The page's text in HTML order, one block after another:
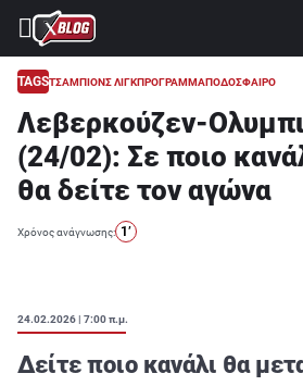
⚽ ΜΟΥΝΤΙΑΛ 2026
ΣΤΟΙΧΗΜΑ
CASINO
ΠΡΟΓΝΩΣΤΙΚΑ ΤIPSTERS
ΠΡΟΓΝΩΣΤΙΚΑ ΚΑΤΗΓΟΡΙΕΣ
TSILI LEAGUE
RETRO
TAGSΤΣΑΜΠΙΟΝΣ ΛΙΓΚΠΡΟΓΡΑΜΜΑΠΟΔΟΣΦΑΙΡΟ
Λεβερκούζεν-
(24/02): Σε ποιο
θα δείτε τον αγώνα
Χρόνος ανάγνωσης: 1’
24.02.2026 | 7:00 π.μ.
Δείτε ποιο κανάλι θα